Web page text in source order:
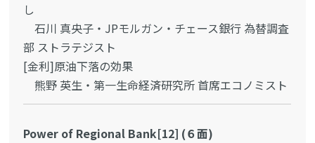
し
石川 真央子・JPモルガン・チェース銀行 為替調査
部 ストラテジスト
[金利]原油下落の効果
熊野 英生・第一生命経済研究所 首席エコノミスト
Power of Regional Bank[12] (６面)